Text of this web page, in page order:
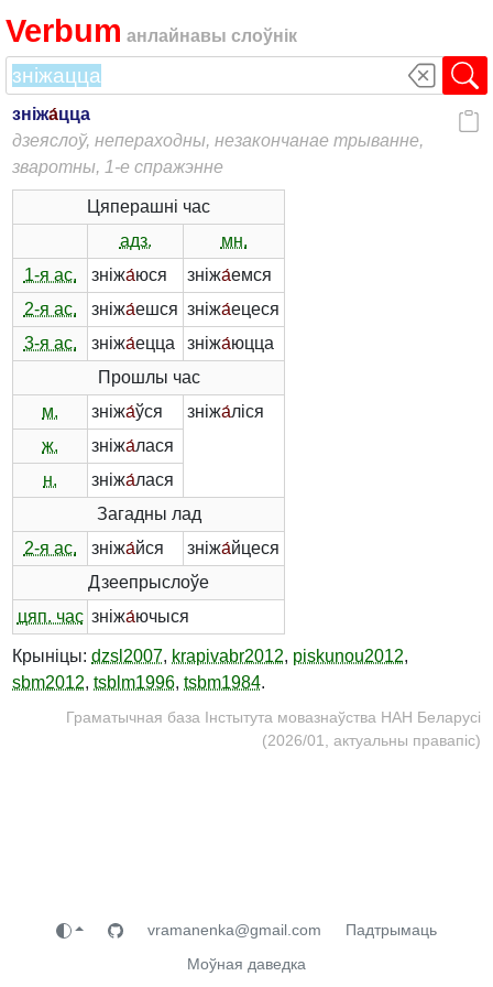
Verbum анлайнавы слоўнік
зніжа́цца
дзеяслоў, непераходны, незакончанае трыванне,
зваротны, 1-е спражэнне
Цяперашні час
адз.
мн.
1-я ас.
зніжа́юся зніжа́емся
2-я ас.
зніжа́ешся зніжа́ецеся
3-я ас.
зніжа́ецца зніжа́юцца
Прошлы час
м.
зніжа́ўся зніжа́ліся
ж.
зніжа́лася
н.
зніжа́лася
Загадны лад
2-я ас.
зніжа́йся зніжа́йцеся
Дзеепрыслоўе
цяп. час зніжа́ючыся
Крыніцы: dzsl2007, krapivabr2012, piskunou2012,
sbm2012, tsblm1996, tsbm1984.
Граматычная база Інстытута мовазнаўства НАН Беларусі
(2026/01, актуальны правапіс)
vramanenka@gmail.com
Падтрымаць
Моўная даведка